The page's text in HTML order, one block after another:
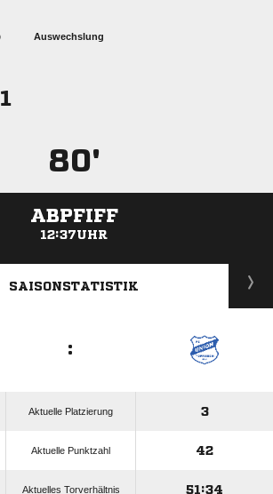
Auswechslung

80'
ABPFIFF
12:37UHR
ANZEIGE
SAISONSTATISTIK
:
Aktuelle Platzierung 3
Aktuelle Punktzahl 42
Aktuelles Torverhältnis 51:34